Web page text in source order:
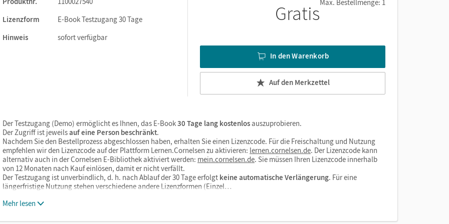
Sie sind seitengenau platziert, damit Sie und Ihre Schüler/-innen
Lizenzform
E-Book Testzugang 30 Tage
Hinweis
sofort verfügbar
GratisMax. Bestellmenge: 1
In den Warenkorb
Auf den Merkzettel
Der Testzugang (Demo) ermöglicht es Ihnen, das E-Book30 Tage lang kostenlosauszuprobieren.
Der Zugriff ist jeweilsauf eine Person beschränkt.
Nachdem Sie den Bestellprozess abgeschlossen haben, erhalten Sie einen Lizenzcode. Für die Freischaltung und Nutzung
empfehlen wir den Lizenzcode auf der Plattform Lernen.Cornelsen zu aktivieren: lernen.cornelsen.de. Der Lizenzcode kann
alternativ auch in der Cornelsen E-Bibliothek aktiviert werden: mein.cornelsen.de. Sie müssen Ihren Lizenzcode innerhalb
von 12 Monaten nach Kauf einlösen, damit er nicht verfällt.
Der Testzugang ist unverbindlich, d. h. nach Ablauf der 30 Tage erfolgt keine automatische Verlängerung. Für eine
längerfristige Nutzung stehen verschiedene andere Lizenzformen (Einzel…
Mehr lesen